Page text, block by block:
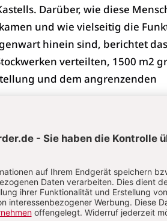
Darüber, wie diese
und wie vielseitig die
hinein sind, berichtet das
verteilten, 1500 m2
und dem angrenzenden
hat sich hier vieles
Ergebnisse der
1970er und frühen 80er
den baulichen Überresten des
des 550 km langen
Welterbe 2005 kam